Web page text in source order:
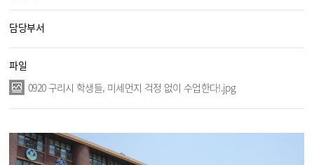
담당부서
파일
0920 구리시 학생들, 미세먼지 걱정 없이 수업한다!.jpg